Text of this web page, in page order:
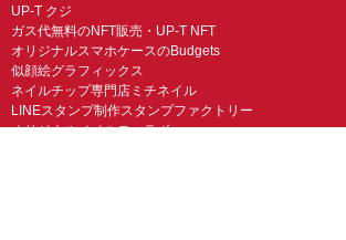
UP-T クジ
ガス代無料のNFT販売・UP-T NFT
オリジナルスマホケースのBudgets
似顔絵グラフィックス
ネイルチップ専門店ミチネイル
LINEスタンプ制作スタンプファクトリー
オリジナルノベルティラボ